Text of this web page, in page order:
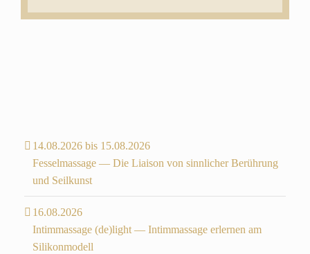
14.08.2026 bis 15.08.2026
Fesselmassage — Die Liaison von sinnlicher Berührung
und Seilkunst
16.08.2026
Intimmassage (de)light — Intimmassage erlernen am
Silikonmodell